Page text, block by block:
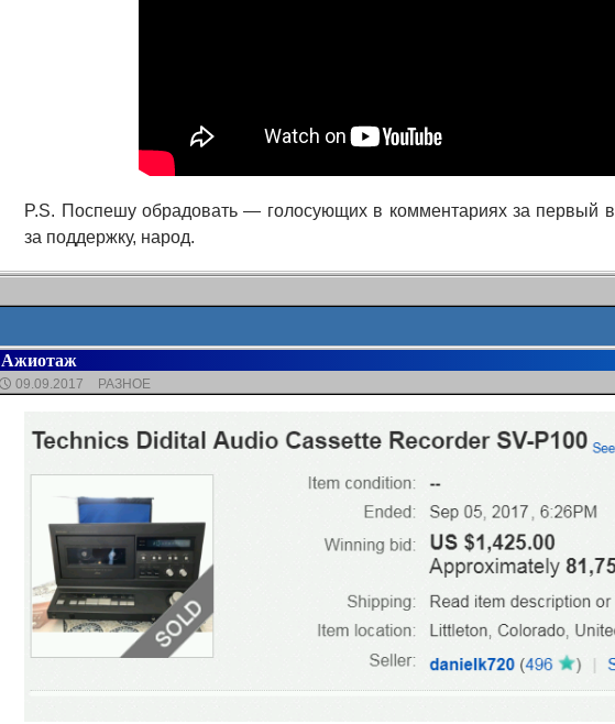
P.S. Поспешу обрадовать — голосующих в комментариях за первый
за поддержку, народ.
Ажиотаж
09.09.2017 РАЗНОЕ